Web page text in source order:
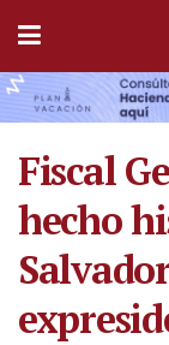
Fiscal
hecho